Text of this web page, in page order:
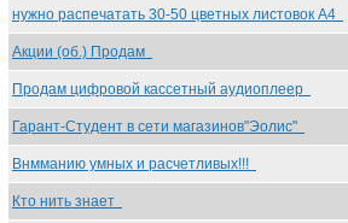
нужно распечатать 30-50 цветных листовок А4
Акции (об.) Продам
Продам цифровой кассетный аудиоплеер
Гарант-Студент в сети магазинов"Эолис"
Внмманию умных и расчетливых!!!
Кто нить знает